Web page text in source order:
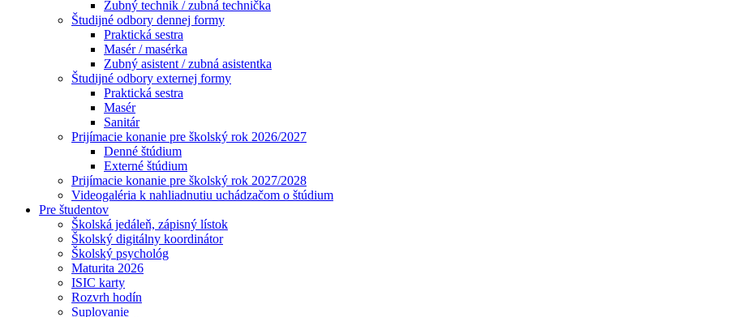
Zubný technik / zubná technička
Študijné odbory dennej formy
Praktická sestra
Masér / masérka
Zubný asistent / zubná asistentka
Študijné odbory externej formy
Praktická sestra
Masér
Sanitár
Prijímacie konanie pre školský rok 2026/2027
Denné štúdium
Externé štúdium
Prijímacie konanie pre školský rok 2027/2028
Videogaléria k nahliadnutiu uchádzačom o štúdium
Pre študentov
Školská jedáleň, zápisný lístok
Školský digitálny koordinátor
Školský psychológ
Maturita 2026
ISIC karty
Rozvrh hodín
Suplovanie